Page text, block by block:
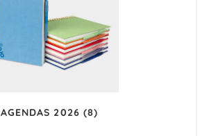
AGENDAS 2026 (8)